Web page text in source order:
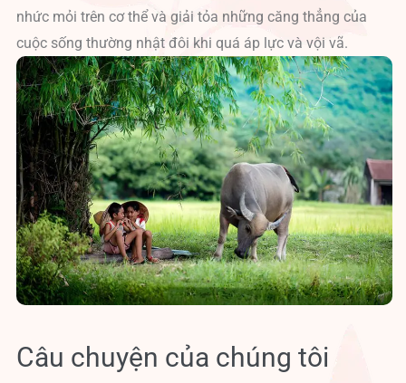
nhức mỏi trên cơ thể và giải tỏa những căng thẳng của
cuộc sống thường nhật đôi khi quá áp lực và vội vã.
Câu chuyện của chúng tôi